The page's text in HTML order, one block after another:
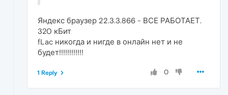
Яндекс браузер 22.3.3.866 - ВСЕ РАБОТАЕТ.
320 кБит
fLac никогда и нигде в онлайн нет и не
будет!!!!!!!!!!!!
0
1 Reply